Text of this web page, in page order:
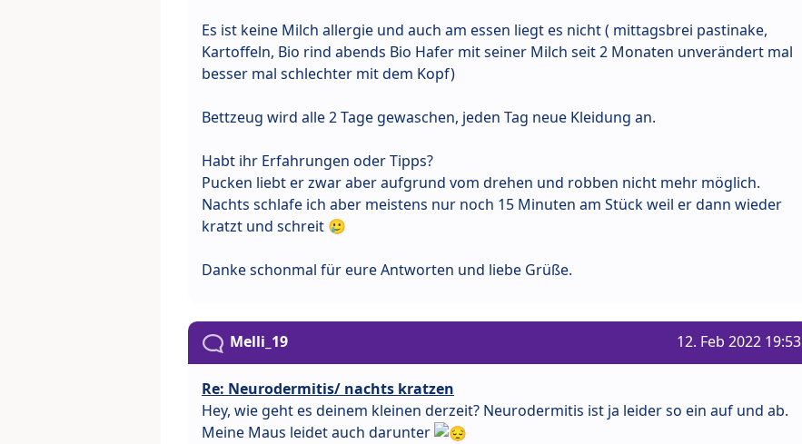
Es ist keine Milch allergie und auch am essen liegt es nicht ( mittagsbrei pastinake,
Kartoffeln, Bio rind abends Bio Hafer mit seiner Milch seit 2 Monaten unverändert mal
besser mal schlechter mit dem Kopf)
Bettzeug wird alle 2 Tage gewaschen, jeden Tag neue Kleidung an.
Habt ihr Erfahrungen oder Tipps?
Pucken liebt er zwar aber aufgrund vom drehen und robben nicht mehr möglich.
Nachts schlafe ich aber meistens nur noch 15 Minuten am Stück weil er dann wieder
kratzt und schreit 🥲
Danke schonmal für eure Antworten und liebe Grüße.
Melli_19 12. Feb 2022 19:53
Re: Neurodermitis/ nachts kratzen
Hey, wie geht es deinem kleinen derzeit? Neurodermitis ist ja leider so ein auf und ab.
Meine Maus leidet auch darunter